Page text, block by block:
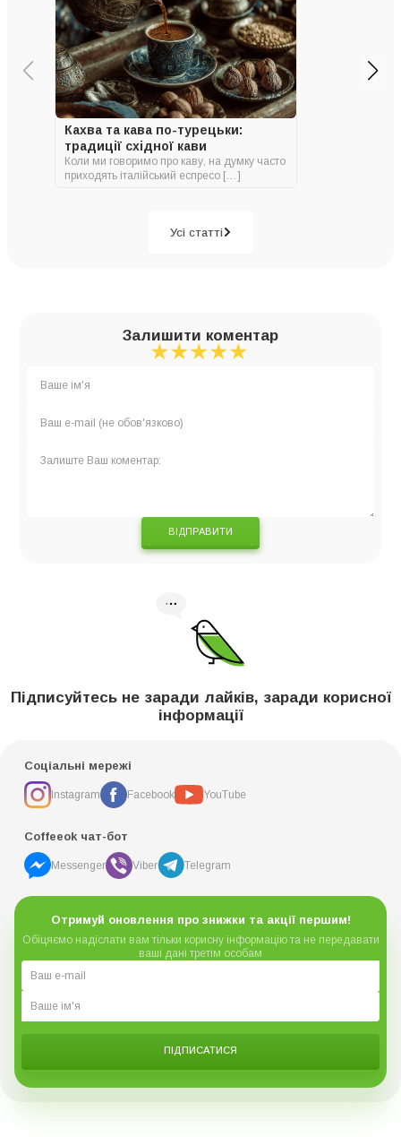
Кахва та кава по-турецьки:
традиції східної кави
Коли ми говоримо про каву, на думку часто
приходять італійський еспресо […]
Усі статті
Залишити коментар
★
★★
★★★
★★★★
★★★★★
ВІДПРАВИТИ
Підписуйтесь не заради лайків, заради корисної
інформації
Соціальні мережі
Instagram Facebook YouTube
Coffeeok чат-бот
Messenger Viber Telegram
Отримуй оновлення про знижки та акції першим!
Обіцяємо надіслати вам тільки корисну інформацію та не передавати
ваші дані третім особам
ПІДПИСАТИСЯ